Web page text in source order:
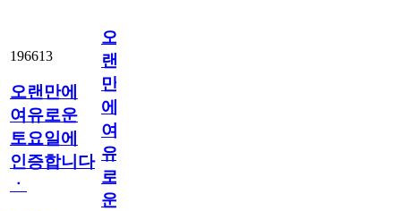
196613
오랜만에
여유로운
토요일에
인증합니다
ㆍ
오
랜
만
에
여
유
로
운